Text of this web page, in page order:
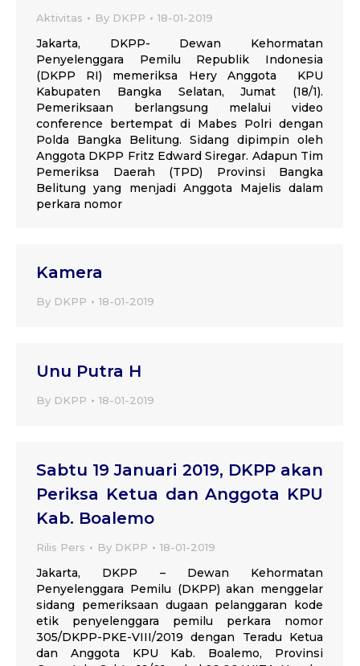
Aktivitas By DKPP 18-01-2019
Jakarta, DKPP- Dewan Kehormatan
Penyelenggara Pemilu Republik Indonesia
(DKPP RI) memeriksa Hery Anggota KPU
Kabupaten Bangka Selatan, Jumat (18/1).
Pemeriksaan berlangsung melalui video
conference bertempat di Mabes Polri dengan
Polda Bangka Belitung. Sidang dipimpin oleh
Anggota DKPP Fritz Edward Siregar. Adapun Tim
Pemeriksa Daerah (TPD) Provinsi Bangka
Belitung yang menjadi Anggota Majelis dalam
perkara nomor
Kamera
By DKPP 18-01-2019
Unu Putra H
By DKPP 18-01-2019
Sabtu 19 Januari 2019, DKPP akan
Periksa Ketua dan Anggota KPU
Kab. Boalemo
Rilis Pers By DKPP 18-01-2019
Jakarta, DKPP – Dewan Kehormatan
Penyelenggara Pemilu (DKPP) akan menggelar
sidang pemeriksaan dugaan pelanggaran kode
etik penyelenggara pemilu perkara nomor
305/DKPP-PKE-VIII/2019 dengan Teradu Ketua
dan Anggota KPU Kab. Boalemo, Provinsi